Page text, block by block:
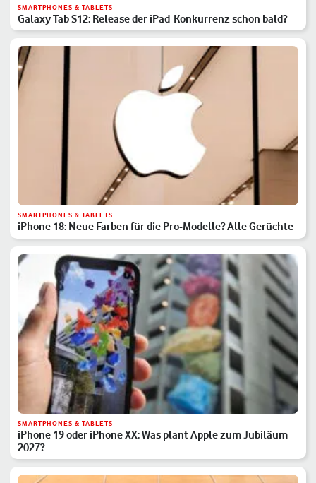
SMARTPHONES & TABLETS
Galaxy Tab S12: Release der iPad-Konkurrenz schon bald?
SMARTPHONES & TABLETS
iPhone 18: Neue Farben für die Pro-Modelle? Alle Gerüchte
SMARTPHONES & TABLETS
iPhone 19 oder iPhone XX: Was plant Apple zum Jubiläum
2027?